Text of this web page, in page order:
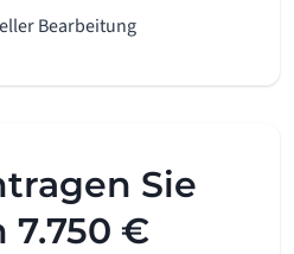
Bearbeitung
Sie
7.750 €